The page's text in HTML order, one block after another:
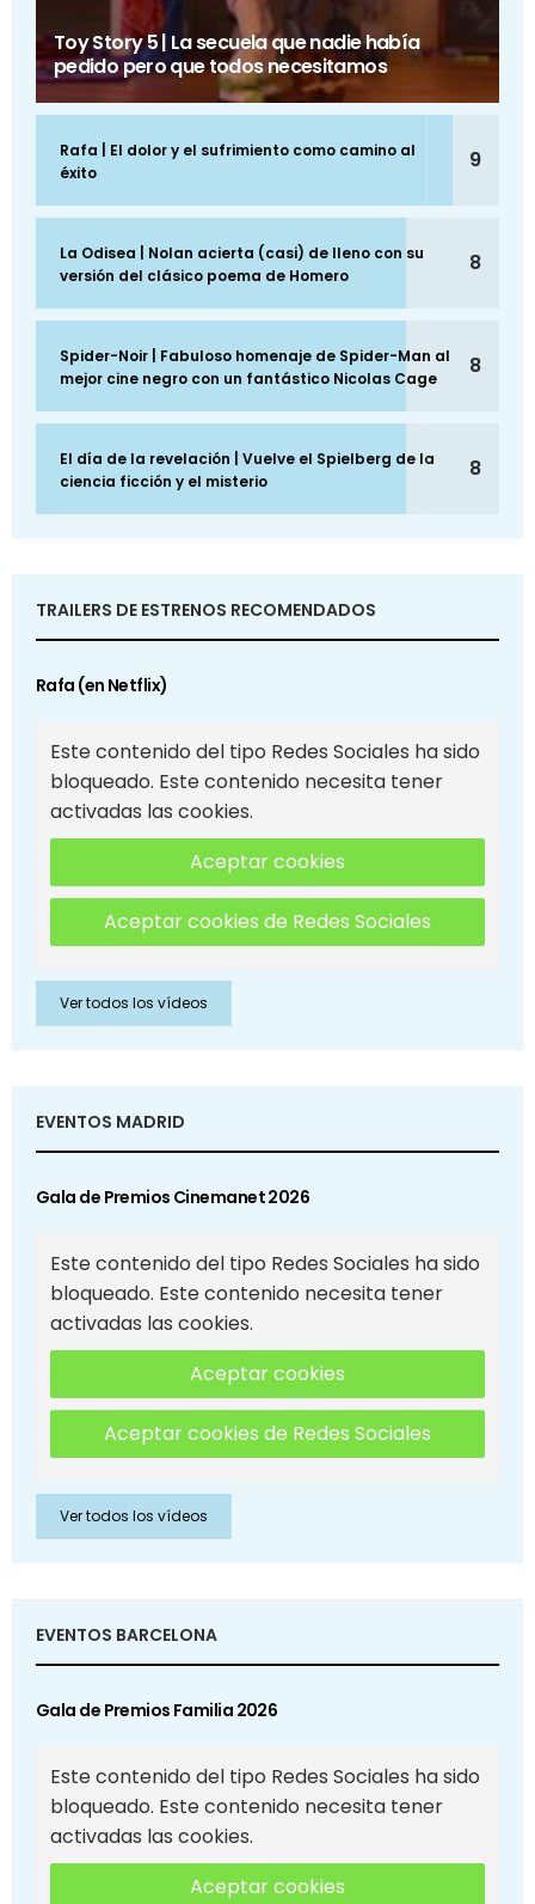
Toy Story 5 | La secuela que nadie había
pedido pero que todos necesitamos
Rafa | El dolor y el sufrimiento como camino al
éxito
9
La Odisea | Nolan acierta (casi) de lleno con su
versión del clásico poema de Homero
8
Spider-Noir | Fabuloso homenaje de Spider-Man al
mejor cine negro con un fantástico Nicolas Cage
8
El día de la revelación | Vuelve el Spielberg de la
ciencia ficción y el misterio
8
TRAILERS DE ESTRENOS RECOMENDADOS
Rafa (en Netflix)
Este contenido del tipo Redes Sociales ha sido
bloqueado. Este contenido necesita tener
activadas las cookies.
Aceptar cookies
Aceptar cookies de Redes Sociales
Ver todos los vídeos
EVENTOS MADRID
Gala de Premios Cinemanet 2026
Este contenido del tipo Redes Sociales ha sido
bloqueado. Este contenido necesita tener
activadas las cookies.
Aceptar cookies
Aceptar cookies de Redes Sociales
Ver todos los vídeos
EVENTOS BARCELONA
Gala de Premios Familia 2026
Este contenido del tipo Redes Sociales ha sido
bloqueado. Este contenido necesita tener
activadas las cookies.
Aceptar cookies